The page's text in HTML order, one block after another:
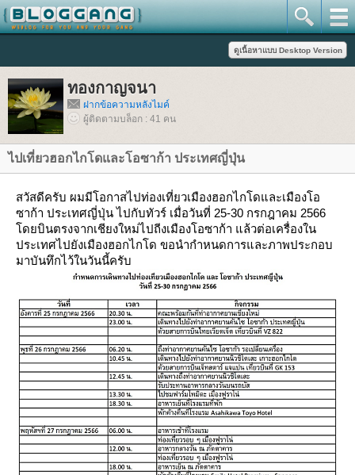
ทองกาญจนา
ฝากข้อความหลังไมค์
ผู้ติดตามบล็อก : 41 คน
ไปเที่ยวฮอกไกโดและโอซาก้า ประเทศญี่ปุ่น
สวัสดีครับ ผมมีโอกาสไปท่องเที่ยวเมืองฮอกไกโดและเมืองโอ
ซาก้า ประเทศญี่ปุ่น ไปกับทัวร์ เมื่อวันที่ 25-30 กรกฎาคม 2566
ดยบินตรงจากเชียงใหม่ไปถีงเมืองโอซาก้า แล้วต่อเครื่องใน
ประเทศไปยังเมืองฮอกไกโด ขอนำกำหนดการและภาพประกอบ
มาบันทึกไว้ในวันนี้ครับ